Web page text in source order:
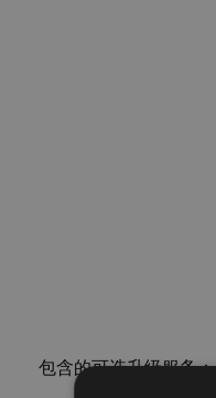
包含的可选升级服务：